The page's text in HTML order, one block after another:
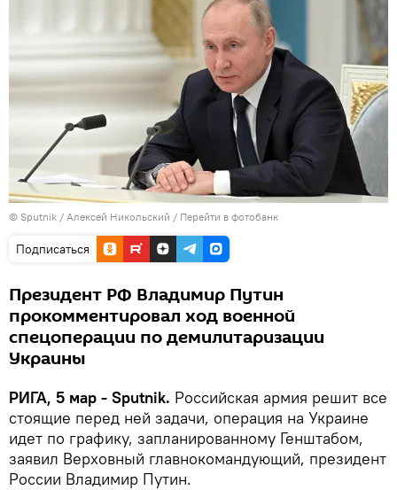
© Sputnik / Алексей Никольский / Перейти в фотобанк
Подписаться
Президент РФ Владимир Путин
прокомментировал ход военной
спецоперации по демилитаризации
Украины
РИГА, 5 мар - Sputnik. Российская армия решит все
стоящие перед ней задачи, операция на Украине
идет по графику, запланированному Генштабом,
заявил Верховный главнокомандующий, президент
России Владимир Путин.